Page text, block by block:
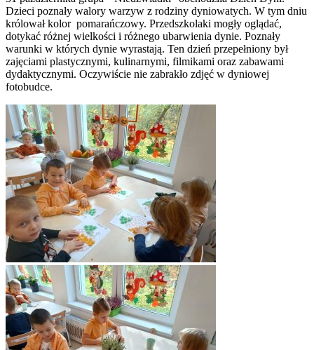
Dzieci poznały walory warzyw z rodziny dyniowatych. W tym dniu
królował kolor pomarańczowy. Przedszkolaki mogły oglądać,
dotykać różnej wielkości i różnego ubarwienia dynie. Poznały
warunki w których dynie wyrastają. Ten dzień przepełniony był
zajęciami plastycznymi, kulinarnymi, filmikami oraz zabawami
dydaktycznymi. Oczywiście nie zabrakło zdjęć w dyniowej
fotobudce.